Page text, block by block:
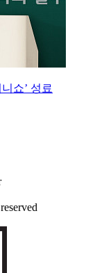
쇼’ 성료